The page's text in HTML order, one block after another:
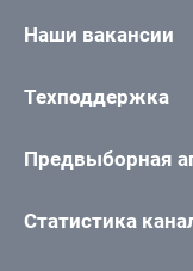
Наши вакансии
Техподдержка
Предвыборная
Статистика